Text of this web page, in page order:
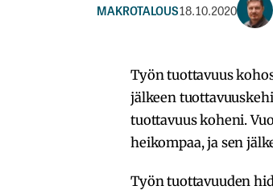
MAKROTALOUS18.10.2020
Työn tuottavuus
jälkeen
tuottavuus koheni.
heikompaa, ja sen
Työn tuottavuuden